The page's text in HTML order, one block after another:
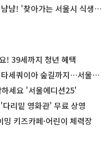
아가는 서울시 식생활 교육' 현장
! 39세까지 청년 혜택
아 숲길까지…서울둘레길 15코스
세요 '서울에디션25'
리밑 영화관' 무료 상영
키즈카페·어린이 체력장